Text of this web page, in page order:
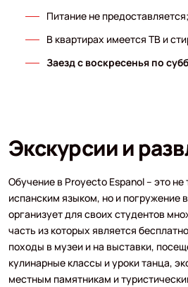
Питание не предоставляется;
В квартирах имеется ТВ и
Заезд с воскресенья по
Экскурсии и
Обучение в Proyecto Espanol – это не
испанским языком, но и погружение
организует для своих студентов
часть из которых является
походы в музеи и на выставки,
кулинарные классы и уроки танца,
местным памятникам и